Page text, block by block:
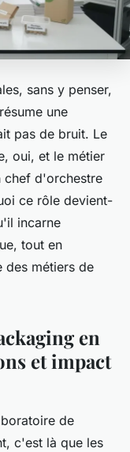
sans y penser,
une
pas de bruit. Le
oui, et le métier
chef d'orchestre
ce rôle devient-
incarne
tout en
des métiers de
en
et impact
de
c'est là que les